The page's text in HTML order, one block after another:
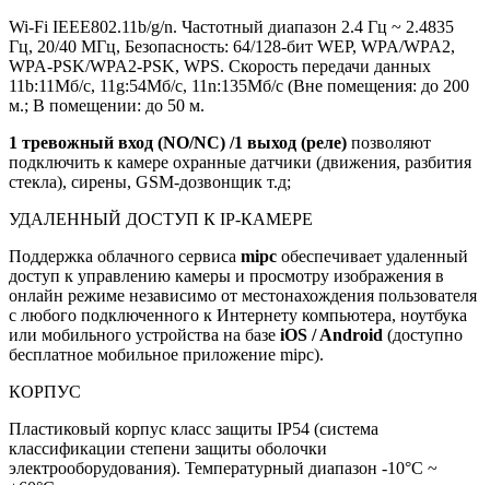
Wi-Fi IEEE802.11b/g/n. Частотный диапазон 2.4 Гц ~ 2.4835
Гц, 20/40 МГц, Безопасность: 64/128-бит WEP, WPA/WPA2,
WPA-PSK/WPA2-PSK, WPS. Скорость передачи данных
11b:11Mб/с, 11g:54Mб/с, 11n:135Mб/с (Вне помещения: до 200
м.; В помещении: до 50 м.
1 тревожный вход (NO/NC) /1 выход (реле) позволяют
подключить к камере охранные датчики (движения, разбития
стекла), сирены, GSM-дозвонщик т.д;
УДАЛЕННЫЙ ДОСТУП К IP-КАМЕРЕ
Поддержка облачного сервиса mipc обеспечивает удаленный
доступ к управлению камеры и просмотру изображения в
онлайн режиме независимо от местонахождения пользователя
с любого подключенного к Интернету компьютера, ноутбука
или мобильного устройства на базе iOS / Android (доступно
бесплатное мобильное приложение mipc).
КОРПУС
Пластиковый корпус класс защиты IP54 (система
классификации степени защиты оболочки
электрооборудования). Температурный диапазон -10°C ~